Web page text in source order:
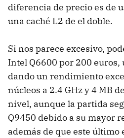
diferencia de precio es de
una caché L2 de el doble.
Si nos parece excesivo,
Intel Q6600 por 200 euros,
dando un rendimiento
núcleos a 2.4 GHz y 4 MB
nivel, aunque la partida
Q9450 debido a su mayor
además de que este último